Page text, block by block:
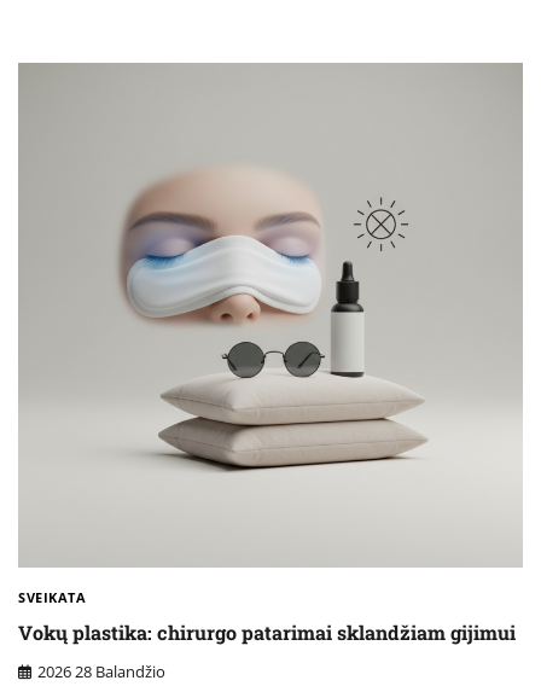
SVEIKATA
Vokų plastika: chirurgo patarimai sklandžiam gijimui
2026 28 Balandžio